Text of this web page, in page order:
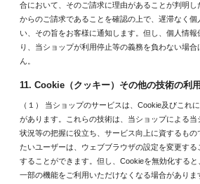
合において、そのご請求に理由があることが判明し
からのご請求であることを確認の上で、遅滞なく
い、その旨をお客様に通知します。但し、個人情報
り、当ショップが利用停止等の義務を負わない場
ん。
11. Cookie（クッキー）その他の技術の利用
（１） 当ショップのサービスは、Cookie及びこれ
があります。これらの技術は、当ショップによる
状況等の把握に役立ち、サービス向上に資するも
たいユーザーは、ウェブブラウザの設定を変更す
することができます。但し、Cookieを無効化する
一部の機能をご利用いただけなくなる場合がありま